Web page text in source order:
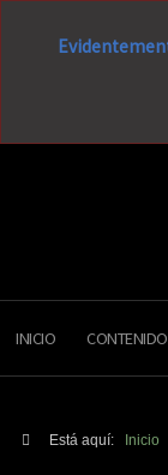
INICIO CONTENIDO
Está aquí: Inicio